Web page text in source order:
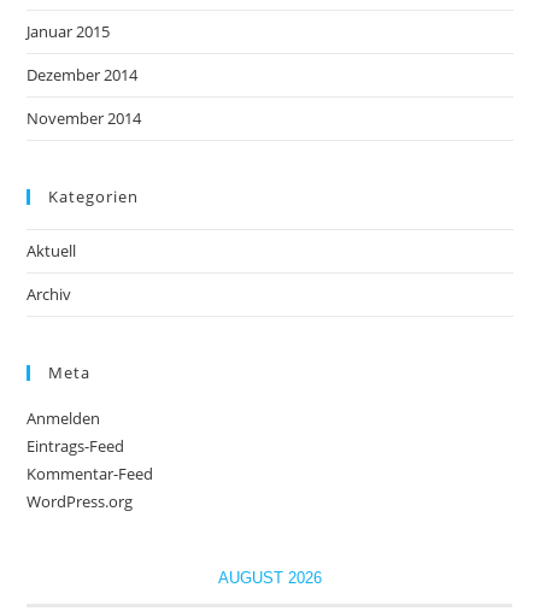
Januar 2015
Dezember 2014
November 2014
Kategorien
Aktuell
Archiv
Meta
Anmelden
Eintrags-Feed
Kommentar-Feed
WordPress.org
AUGUST 2026